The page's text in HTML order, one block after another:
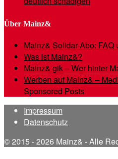
Über Mainz&
Mainz& Solidar-Abo: FAQ
Was ist Mainz&?
Mainz& gik – Wer hinter
Werben auf Mainz& –
Sponsored Posts
Impressum
Datenschutz
© 2015 - 2026 Mainz& - Alle